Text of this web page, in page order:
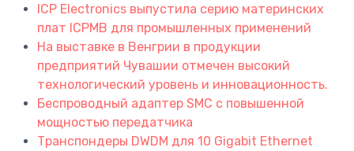
ICP Electronics выпустила серию материнских
плат ICPMB для промышленных применений
На выставке в Венгрии в продукции
предприятий Чувашии отмечен высокий
технологический уровень и инновационность.
Беспроводный адаптер SMC с повышенной
мощностью передатчика
Транспондеры DWDM для 10 Gigabit Ethernet